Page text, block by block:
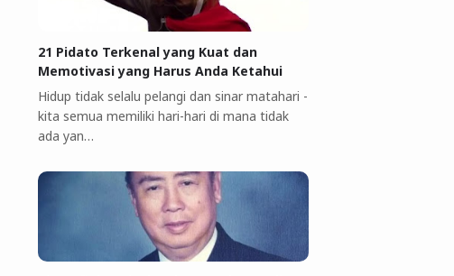
21 Pidato Terkenal yang Kuat dan
Memotivasi yang Harus Anda Ketahui
Hidup tidak selalu pelangi dan sinar matahari -
kita semua memiliki hari-hari di mana tidak
ada yan…